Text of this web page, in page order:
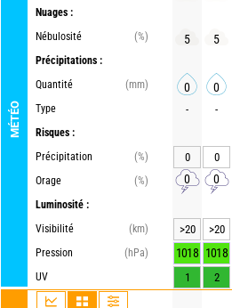
MÉTÉO
Nuages :
Nébulosité
(%)
Précipitations :
Quantité
(mm)
Type
Risques :
Précipitation
(%)
Orage
(%)
Luminosité :
Visibilité
(km)
Pression
(hPa)
UV
5 5
0 0
- -
0 0
0 0
>20 >20
1018 1018
1 2